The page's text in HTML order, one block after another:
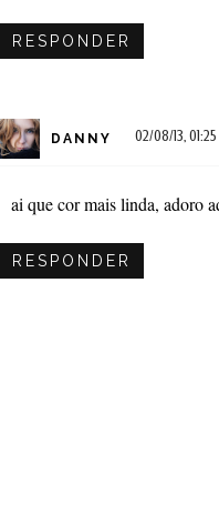
RESPONDER
DANNY 02/08/13, 01:25
ai que cor mais linda, adoro
RESPONDER